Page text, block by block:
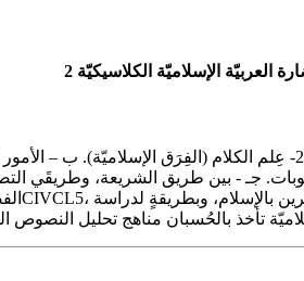
العربيّة الإسلاميّة الكلاسيكيّة 2
والمــُعاملات، والعقُوبات. جـ - بين طريق